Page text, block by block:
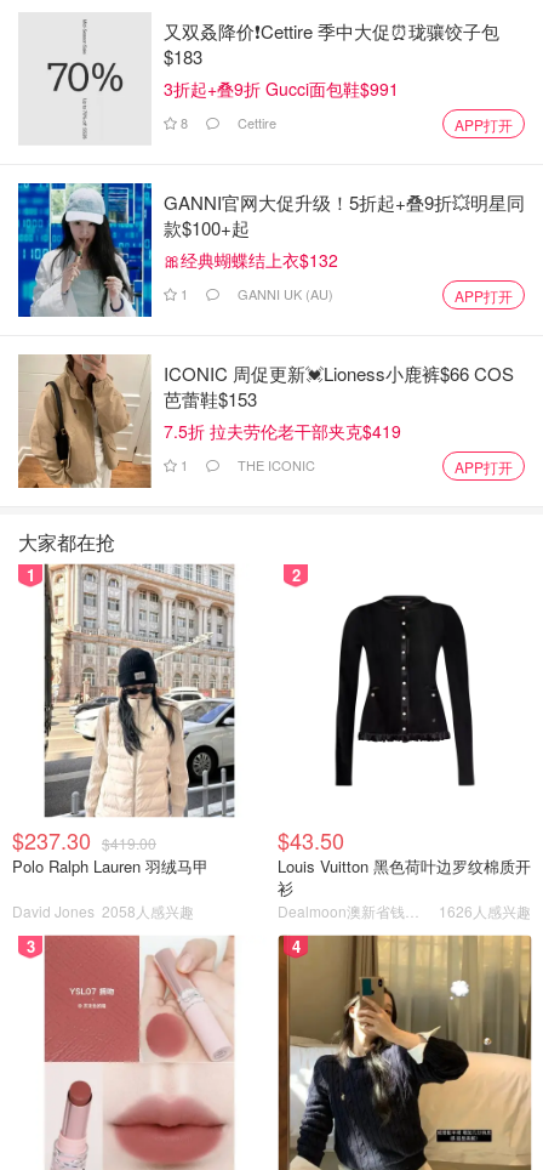
又双叒降价❗️Cettire 季中大促⏰珑骧饺子包
$183
3折起+叠9折 Gucci面包鞋$991
8 Cettire APP打开
GANNI官网大促升级！5折起+叠9折💥明星同
款$100+起
🎀经典蝴蝶结上衣$132
1 GANNI UK (AU) APP打开
ICONIC 周促更新💓Lioness小鹿裤$66 COS
芭蕾鞋$153
7.5折 拉夫劳伦老干部夹克$419
1 THE ICONIC APP打开
大家都在抢
1
$237.30 $419.00
Polo Ralph Lauren 羽绒马甲
David Jones 2058人感兴趣
2
$43.50
Louis Vuitton 黑色荷叶边罗纹棉质开
衫
1626人感兴趣
3 4